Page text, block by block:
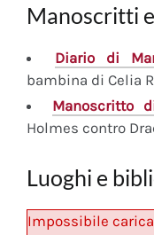
Manoscritti
Diariodi
bambina di Celia
Manoscritto
Holmes contro
Luoghi e
Impossibile